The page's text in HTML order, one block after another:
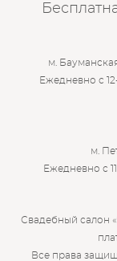
м.
Ежедневно с
м.
Ежедневно с
Свадебный салон
Все права